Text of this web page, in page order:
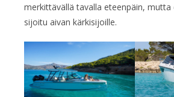
merkittävällä tavalla eteenpäin, mutta
sijoitu aivan kärkisijoille.